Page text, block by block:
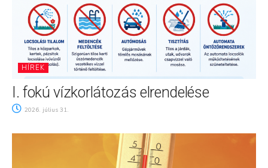
HÍREK
I. fokú vízkorlátozás elrendelése
2026. július 31.